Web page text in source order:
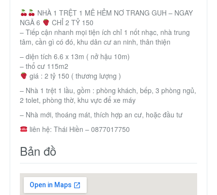
Loại BĐS khác
Nhà đất cho thuê
Thành Phố Cà Phê
Ecocity Premia
NHÀ 1 TRỆT 1 MÊ HẺM NƠ TRANG GUH – NGAY
NGÃ 6
CHỈ 2 TỶ 150
– Tiếp cận nhanh mọi tiện ích chỉ 1 nốt nhạc, nhà trung
tâm, cần gì có đó, khu dân cư an ninh, thân thiện
– diện tích 6.6 x 13m ( nở hậu 10m)
– thổ cư 115m2
giá : 2 tỷ 150 ( thương lượng )
– Nhà 1 trệt 1 lầu, gồm : phòng khách, bếp, 3 phòng ngủ,
2 tolet, phòng thờ, khu vực để xe máy
– Nhà mới, thoáng mát, thích hợp an cư, hoặc đầu tư
liên hệ: Thái Hiền – 0877017750
Bản đồ